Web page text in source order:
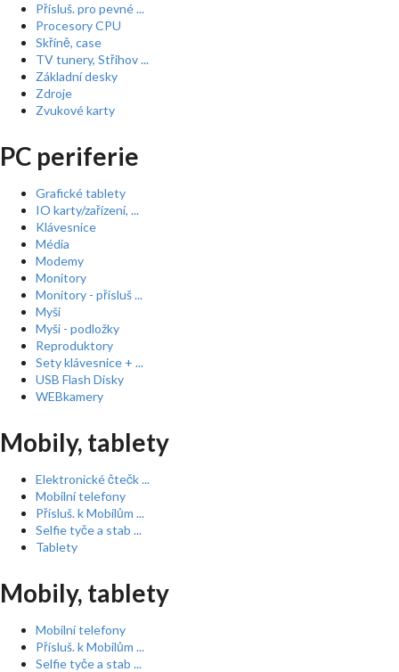
Přísluš. pro pevné ...
Procesory CPU
Skříně, case
TV tunery, Střihov ...
Základní desky
Zdroje
Zvukové karty
PC periferie
Grafické tablety
IO karty/zařízení, ...
Klávesnice
Média
Modemy
Monitory
Monitory - přísluš ...
Myši
Myši - podložky
Reproduktory
Sety klávesnice + ...
USB Flash Disky
WEBkamery
Mobily, tablety
Elektronické čtečk ...
Mobilní telefony
Přísluš. k Mobilům ...
Selfie tyče a stab ...
Tablety
Mobily, tablety
Mobilní telefony
Přísluš. k Mobilům ...
Selfie tyče a stab ...